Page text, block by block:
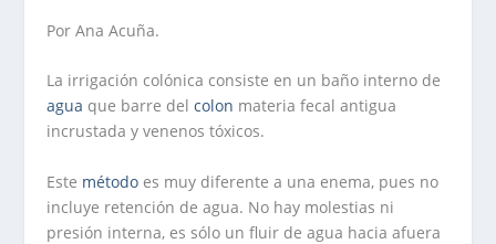
Por Ana Acuña.
La irrigación colónica consiste en un baño interno de
agua que barre delcolon materia fecal antigua
incrustada y venenos tóxicos.
Este método es muy diferente a una enema, pues no
incluye retención de agua. No hay molestias ni
presión interna, es sólo un fluir de agua hacia afuera